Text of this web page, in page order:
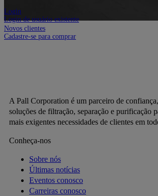
Login
Login de usuário existente
Novos clientes
Cadastre-se para comprar
A Pall Corporation é um parceiro de
soluções de filtração, separação e purificação
mais exigentes necessidades de clientes em
Conheça-nos
Sobre nós
Últimas notícias
Eventos conosco
Carreiras conosco